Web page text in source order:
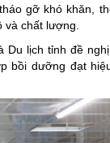
gỡ khó khăn,
chất lượng.
lịch tỉnh đề
bồi dưỡng đạt